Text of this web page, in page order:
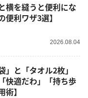
横を縫うと便利にな
便利ワザ3選】
2026.08.04
」と「タオル2枚」
快適だわ」「持ち歩
】